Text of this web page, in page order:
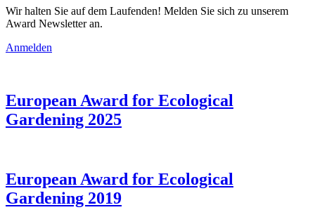
Wir halten Sie auf dem Laufenden! Melden Sie sich zu unserem
Award Newsletter an.
Anmelden
European Award for Ecological
Gardening 2025
European Award for Ecological
Gardening 2019